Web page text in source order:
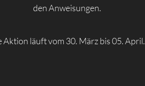
den Anweisungen.
Aktion läuft vom 30. März bis 05. April.